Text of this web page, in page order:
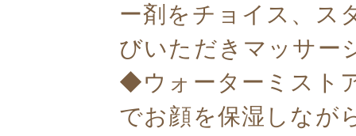
ー剤をチョイス、ス
びいただきマッサー
◆ウォーターミスト
でお顔を保湿しなが